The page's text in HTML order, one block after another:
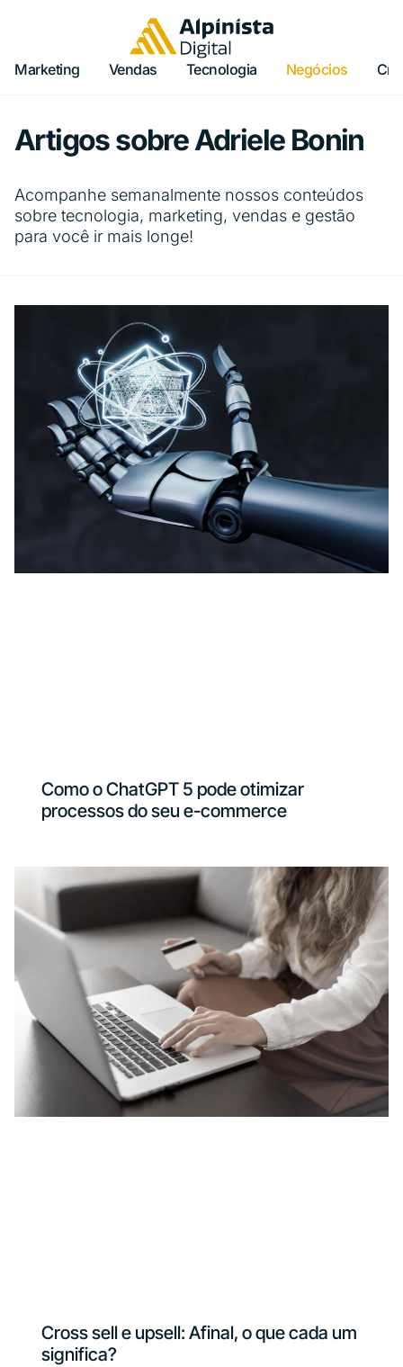
Marketing Vendas Tecnologia Negócios
Artigos sobreAdriele Bonin
Acompanhe semanalmente nossos conteúdos
sobre tecnologia, marketing, vendas e gestão
para você ir mais longe!
Como o ChatGPT 5 pode otimizar
processos do seu e-commerce
Cross sell e upsell: Afinal, o que cada um
significa?